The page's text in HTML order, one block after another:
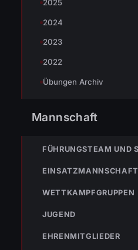
2025
2024
2023
2022
Übungen Archiv
Mannschaft
FÜHRUNGSTEAM UND
EINSATZMANNSCHAFT
WETTKAMPFGRUPPEN
JUGEND
EHRENMITGLIEDER